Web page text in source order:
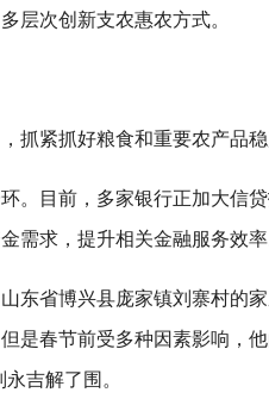
层次创新支农惠农方式。
抓紧抓好粮食和重要农产品稳
。目前，多家银行正加大信
需求，提升相关金融服务效率
东省博兴县庞家镇刘寨村的
是春节前受多种因素影响，
吉解了围。